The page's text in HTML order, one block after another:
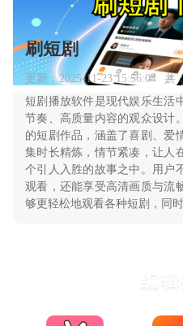
刷短剧
更新：2025-11-23 15:56:04
共
短剧播放软件是现代娱乐生活
节奏、高质量内容的观众设计
的短剧作品，涵盖了喜剧、爱
集时长精炼，情节紧凑，让人
个引人入胜的故事之中。用户
观看，还能享受高清画质与流
够更轻松地观看各种短剧，同